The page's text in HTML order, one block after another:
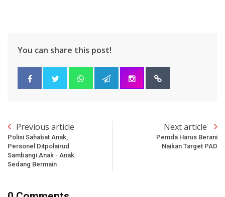
You can share this post!
Previous article
Polisi Sahabat Anak,
Personel Ditpolairud
Sambangi Anak - Anak
Sedang Bermain
Next article
Pemda Harus Berani
Naikan Target PAD